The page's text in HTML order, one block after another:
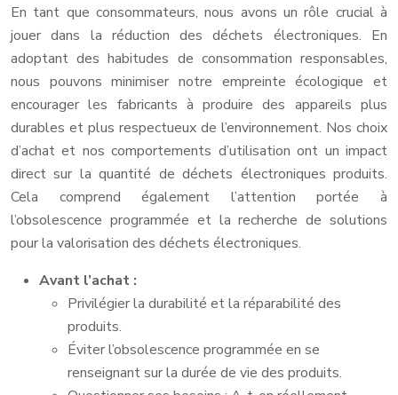
En tant que consommateurs, nous avons un rôle crucial à
jouer dans la réduction des déchets électroniques. En
adoptant des habitudes de consommation responsables,
nous pouvons minimiser notre empreinte écologique et
encourager les fabricants à produire des appareils plus
durables et plus respectueux de l’environnement. Nos choix
d’achat et nos comportements d’utilisation ont un impact
direct sur la quantité de déchets électroniques produits.
Cela comprend également l’attention portée à
l’obsolescence programmée et la recherche de solutions
pour la valorisation des déchets électroniques.
Avant l’achat :
Privilégier la durabilité et la réparabilité des
produits.
Éviter l’obsolescence programmée en se
renseignant sur la durée de vie des produits.